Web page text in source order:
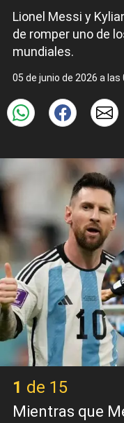
Lionel Messi y
de romper uno de
mundiales.
05 de junio de 2026 a las
1 de 15
Mientras que